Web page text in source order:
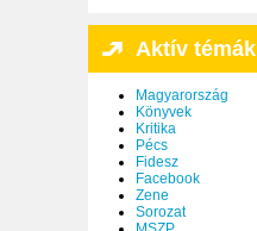
Aktív témák
Magyarország
Könyvek
Kritika
Pécs
Fidesz
Facebook
Zene
Sorozat